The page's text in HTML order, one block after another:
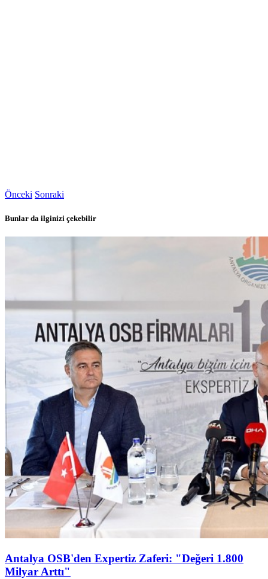
Önceki Sonraki
Bunlar da ilginizi çekebilir
Antalya OSB'den Expertiz Zaferi: "Değeri 1.800
Milyar Arttı"